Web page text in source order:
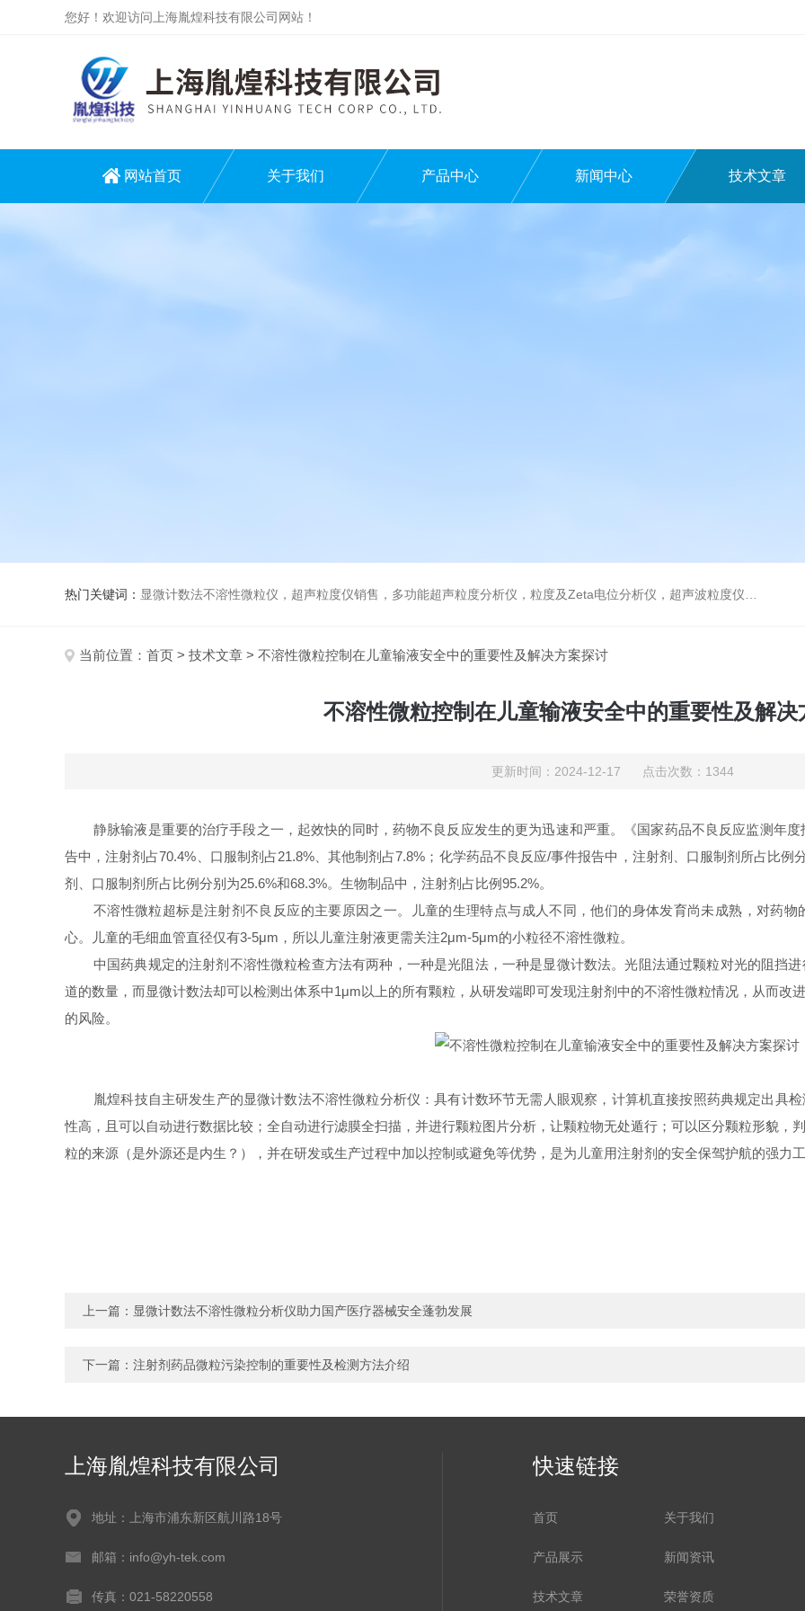
您好！欢迎访问上海胤煌科技有限公司网站！
网站首页 关于我们 产品中心 新闻中心 技术文章
热门关键词： 显微计数法不溶性微粒仪，超声粒度仪销售，多功能超声粒度分析仪，粒度及Zeta电位分析仪，超声波粒度仪，澄清度检查专用伞棚灯，伞棚灯，超声粒度仪超声电位分析仪
当前位置： 首页 > 技术文章 > 不溶性微粒控制在儿童输液安全中的重要性及解决方案探讨
不溶性微粒控制在儿童输液安全中的重要性及解决
更新时间：2024-12-17 点击次数：1344
静脉输液是重要的治疗手段之一，起效快的同时，药物不良反应发生的更为迅速和严重。《国家药品不良反应监测年度
告中，注射剂占70.4%、口服制剂占21.8%、其他制剂占7.8%；化学药品不良反应/事件报告中，注射剂、口服制剂所占比例
剂、口服制剂所占比例分别为25.6%和68.3%。生物制品中，注射剂占比例95.2%。
不溶性微粒超标是注射剂不良反应的主要原因之一。儿童的生理特点与成人不同，他们的身体发育尚未成熟，对药
心。儿童的毛细血管直径仅有3-5μm，所以儿童注射液更需关注2μm-5μm的小粒径不溶性微粒。
中国药典规定的注射剂不溶性微粒检查方法有两种，一种是光阻法，一种是显微计数法。光阻法通过颗粒对光的阻挡
道的数量，而显微计数法却可以检测出体系中1μm以上的所有颗粒，从研发端即可发现注射剂中的不溶性微粒情况，从而改
的风险。
胤煌科技自主研发生产的显微计数法不溶性微粒分析仪：具有计数环节无需人眼观察，计算机直接按照药典规定出具
性高，且可以自动进行数据比较；全自动进行滤膜全扫描，并进行颗粒图片分析，让颗粒物无处遁行；可以区分颗粒形貌，
粒的来源（是外源还是内生？），并在研发或生产过程中加以控制或避免等优势 ，是为儿童用注射剂的安全保驾护航的强力
上一篇： 显微计数法不溶性微粒分析仪助力国产医疗器械安全蓬勃发展
下一篇： 注射剂药品微粒污染控制的重要性及检测方法介绍
上海胤煌科技有限公司
地址：上海市浦东新区航川路18号
邮箱：info@yh-tek.com
传真：021-58220558
快速链接
首页 关于我们
产品展示 新闻资讯
技术文章 荣誉资质